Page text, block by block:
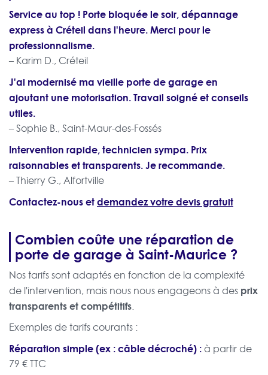
Service au top ! Porte bloquée le soir, dépannage
express à Créteil dans l'heure. Merci pour le
professionnalisme.
– Karim D., Créteil
J'ai modernisé ma vieille porte de garage en
ajoutant une motorisation. Travail soigné et conseils
utiles.
– Sophie B., Saint-Maur-des-Fossés
Intervention rapide, technicien sympa. Prix
raisonnables et transparents. Je recommande.
– Thierry G., Alfortville
Contactez-nous etdemandez votre devis gratuit
Combien coûte une réparation de
porte de garage à Saint-Maurice ?
Nos tarifs sont adaptés en fonction de la complexité
de l'intervention, mais nous nous engageons à des prix
transparents et compétitifs.
Exemples de tarifs courants :
Réparation simple (ex : câble décroché) :à partir de
79 € TTC